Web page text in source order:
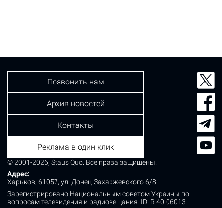
© 2001-2026, Staus Quo. Все права защищены.
Адрес:
Харьков, 61057, ул. Донец-Захаржевского 6/8
Зарегистрировано Национальным советом Украины по
вопросам телевидения и радиовещания. ID: R 40-06013.
Позвонить нам
Архив новостей
Контакты
Реклама в один клик